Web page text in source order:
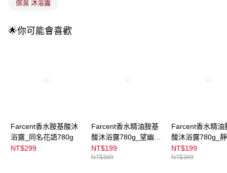
買賣價金債權讓與本公司後，依約使用本公司帳單繳交帳款。
由本公司與您本人進行分期帳單所需資料之確認、核對及更正。
每筆NT$100，滿NT$899(含以上)免運費
保濕 沐浴露
🌟你可能會喜歡
Farcent香水胺基酸沐
浴露_同名花語780g
NT$299
Farcent香水精油胺基
酸沐浴露780g_望幽晚
安
NT$199
NT$389
Farcent香水精油
酸沐浴露780g_
池
NT$199
NT$389